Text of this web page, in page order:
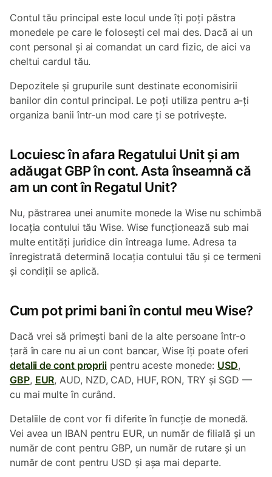
Contul tău principal este locul unde îți poți păstra
monedele pe care le folosești cel mai des. Dacă ai un
cont personal și ai comandat un card fizic, de aici va
cheltui cardul tău.
Depozitele și grupurile sunt destinate economisirii
banilor din contul principal. Le poți utiliza pentru a-ți
organiza banii într-un mod care ți se potrivește.
Locuiesc în afara Regatului Unit și am
adăugat GBP în cont. Asta înseamnă că
am un cont în Regatul Unit?
Nu, păstrarea unei anumite monede la Wise nu schimbă
locația contului tău Wise. Wise funcționează sub mai
multe entități juridice din întreaga lume. Adresa ta
înregistrată determină locația contului tău și ce termeni
și condiții se aplică.
Cum pot primi bani în contul meu Wise?
Dacă vrei să primești bani de la alte persoane într-o
țară în care nu ai un cont bancar, Wise îți poate oferi
detalii de cont proprii pentru aceste monede: USD,
GBP, EUR, AUD, NZD, CAD, HUF, RON, TRY și SGD —
cu mai multe în curând.
Detaliile de cont vor fi diferite în funcție de monedă.
Vei avea un IBAN pentru EUR, un număr de filială și un
număr de cont pentru GBP, un număr de rutare și un
număr de cont pentru USD și așa mai departe.